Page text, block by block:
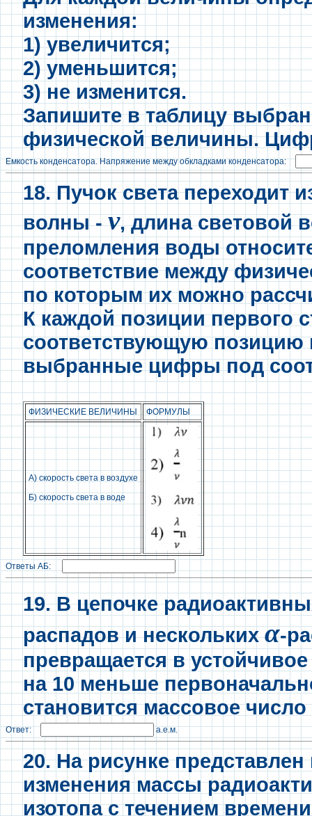
изменения:
1) увеличится;
2) уменьшится;
3) не изменится.
Запишите в таблицу
физической величины.
Емкость конденсатора. Напряжение между обкладками конденсатора:
18. Пучок света переходит
волны -ν, длина световой
преломления воды
соответствие между
по которым их можно
К каждой позиции первого
соответствующую позицию
выбранные цифры под
ФИЗИЧЕСКИЕ ВЕЛИЧИНЫ ФОРМУЛЫ
А) скорость света в воздухе
Б) скорость света в воде
Ответы АБ:
19. В цепочке
распадов и несколькихα-
превращается в
на 10 меньше
становится массовое
Ответ: а.е.м.
20. На рисунке представлен
изменения массы
изотопа с течением